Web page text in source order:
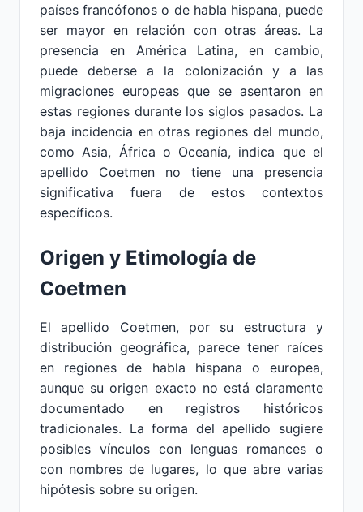
países francófonos o de habla hispana, puede
ser mayor en relación con otras áreas. La
presencia en América Latina, en cambio,
puede deberse a la colonización y a las
migraciones europeas que se asentaron en
estas regiones durante los siglos pasados. La
baja incidencia en otras regiones del mundo,
como Asia, África o Oceanía, indica que el
apellido Coetmen no tiene una presencia
significativa fuera de estos contextos
específicos.
Origen y Etimología de
Coetmen
El apellido Coetmen, por su estructura y
distribución geográfica, parece tener raíces
en regiones de habla hispana o europea,
aunque su origen exacto no está claramente
documentado en registros históricos
tradicionales. La forma del apellido sugiere
posibles vínculos con lenguas romances o
con nombres de lugares, lo que abre varias
hipótesis sobre su origen.